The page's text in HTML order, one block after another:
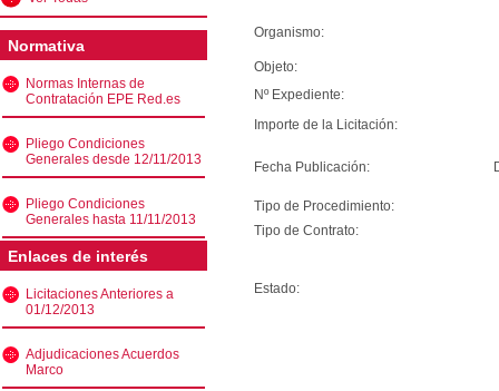
Normativa
Normas Internas de
Contratación EPE Red.es
Pliego Condiciones
Generales desde 12/11/2013
Pliego Condiciones
Generales hasta 11/11/2013
Enlaces de interés
Licitaciones Anteriores a
01/12/2013
Adjudicaciones Acuerdos
Marco
Organismo:
Objeto:
Nº Expediente:
Importe de la Licitación:
Fecha Publicación:
Tipo de Procedimiento:
Tipo de Contrato:
Estado: